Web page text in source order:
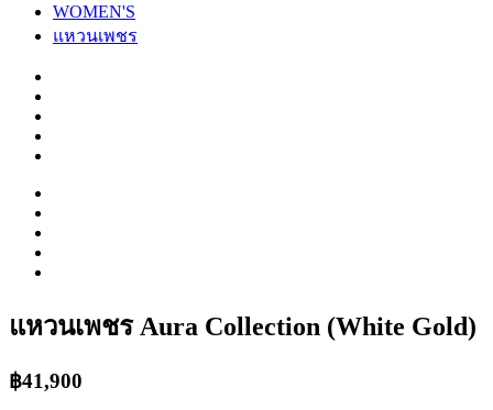
WOMEN'S
แหวนเพชร
แหวนเพชร Aura Collection (White Gold)
฿41,900